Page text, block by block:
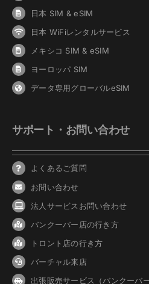
日本 SIM & eSIM
日本 WiFiレンタルサービス
メキシコ SIM & eSIM
ヨーロッパ SIM
データ専用グローバルeSIM
サポート・お問い合わせ
よくあるご質問
お問い合わせ
法人サービスお問い合わせ
バンクーバー 店の行き方
トロント店の行き方
バーチャル来店
出張販売サービス（バンクーバー